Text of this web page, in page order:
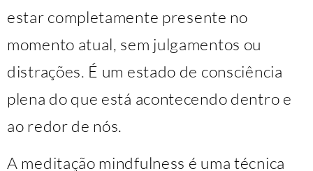
estar completamente presente no
momento atual, sem julgamentos ou
distrações. É um estado de consciência
plena do que está acontecendo dentro e
ao redor de nós.
A meditação mindfulness é uma técnica